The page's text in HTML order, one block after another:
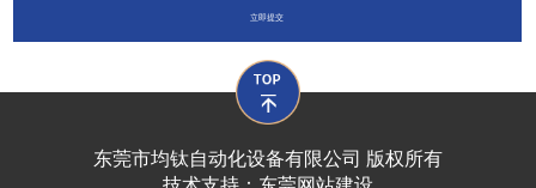
立即提交
东莞市均钛自动化设备有限公司 版权所有